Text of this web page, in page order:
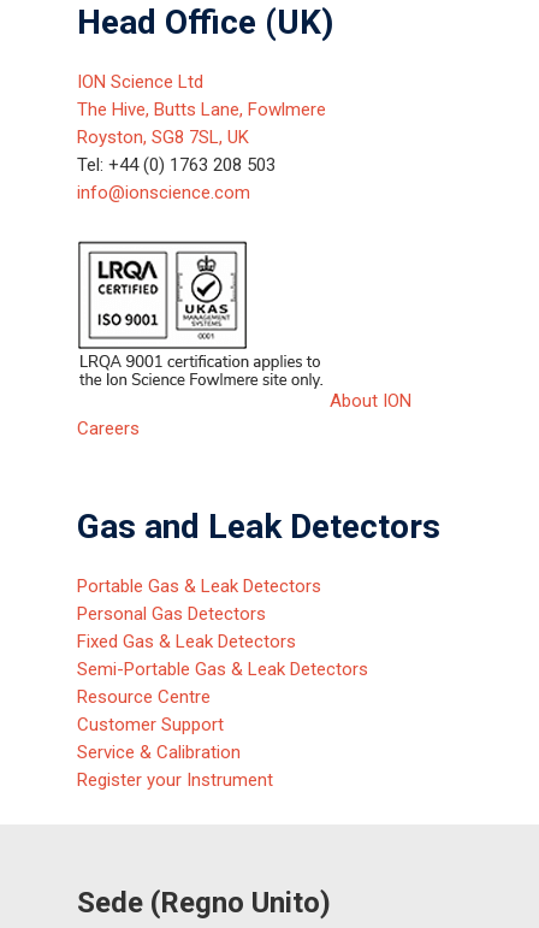
Head Office (UK)
ION Science Ltd
The Hive, Butts Lane, Fowlmere
Royston, SG8 7SL, UK
Tel: +44 (0) 1763 208 503
info@ionscience.com
About ION
Careers
Gas and Leak Detectors
Portable Gas & Leak Detectors
Personal Gas Detectors
Fixed Gas & Leak Detectors
Semi-Portable Gas & Leak Detectors
Resource Centre
Customer Support
Service & Calibration
Register your Instrument
Sede (Regno Unito)